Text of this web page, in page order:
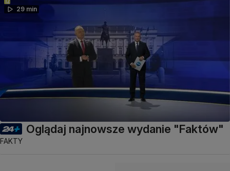
29 min
Oglądaj najnowsze wydanie "Faktów"
FAKTY